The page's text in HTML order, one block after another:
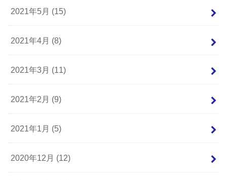
2021年5月 (15)
2021年4月 (8)
2021年3月 (11)
2021年2月 (9)
2021年1月 (5)
2020年12月 (12)